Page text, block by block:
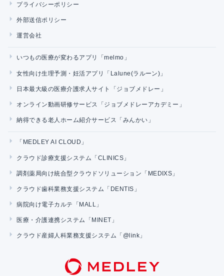
プライバシーポリシー
外部送信ポリシー
運営会社
いつもの医療が変わるアプリ「melmo」
女性向け生理予測・妊活アプリ「Lalune(ラルーン)」
日本最大級の医療介護求人サイト「ジョブメドレー」
オンライン動画研修サービス「ジョブメドレーアカデミー」
納得できる老人ホーム紹介サービス「みんかい」
「MEDLEY AI CLOUD」
クラウド診療支援システム「CLINICS」
調剤薬局向け統合型クラウドソリューション「MEDIXS」
クラウド歯科業務支援システム「DENTIS」
病院向け電子カルテ「MALL」
医療・介護連携システム「MINET」
クラウド産婦人科業務支援システム「@link」